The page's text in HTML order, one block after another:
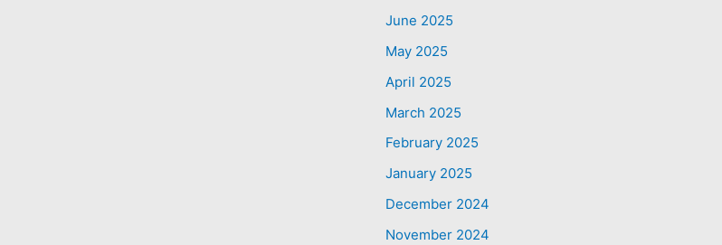
June 2025
May 2025
April 2025
March 2025
February 2025
January 2025
December 2024
November 2024